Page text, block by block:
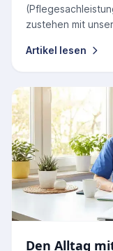
zustehen mit
Artikel lesen
Den Alltag